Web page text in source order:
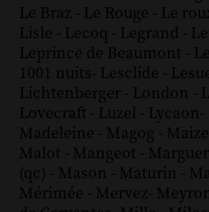
Le Braz - Le Rouge - Le
Lisle - Lecoq - Legrand -
Leprince de Beaumont -
1001 nuits- Lesclide -
Lichtenberger - London -
Lovecraft - Luzel - Lycaon-
Madeleine - Magog -
Malot - Mangeot -
(qc) - Mason - Maturin -
Mérimée - Mervez-